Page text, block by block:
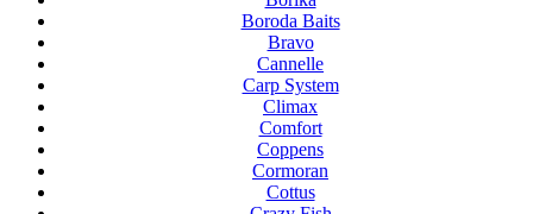
Boroda Baits
Bravo
Cannelle
Carp System
Climax
Comfort
Coppens
Cormoran
Cottus